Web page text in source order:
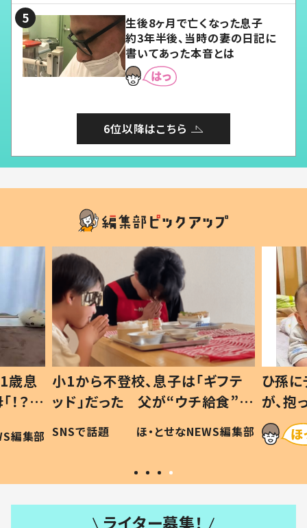
生後8ヶ月で亡くなった息子
約3年半後、当時の妻の日記に
書いてあった本音とは
6位以降はこちら
歳息
？」
編集部
小1から不登校、息子は「ギフテ
ッド」だった 父が“ウチ給食”を
作り続ける理由とは #令和の親
#令和の子
SNSで話題 ほ・とせなNEWS編集部
ひ孫
が、
「涙が
い」
ライター募集！